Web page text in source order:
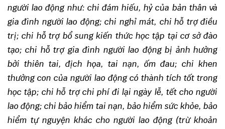
người lao động như: chi đám hiếu, hỷ của bản thân và
gia đình người lao động; chi nghỉ mát, chi hỗ trợ điều
trị; chi hỗ trợ bổ sung kiến thức học tập tại cơ sở đào
tạo; chi hỗ trợ gia đình người lao động bị ảnh hưởng
bởi thiên tai, địch họa, tai nạn, ốm đau; chi khen
thưởng con của người lao động có thành tích tốt trong
học tập; chi hỗ trợ chi phí đi lại ngày lễ, tết cho người
lao động; chi bảo hiểm tai nạn, bảo hiểm sức khỏe, bảo
hiểm tự nguyện khác cho người lao động (trừ khoản